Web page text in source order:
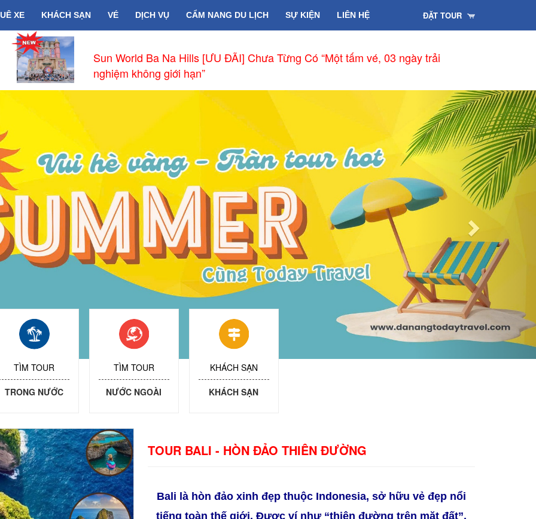
XE KHÁCH SẠN VÉ DỊCH VỤ CẨM NANG DU LỊCH SỰ KIỆN LIÊN HỆ ĐẶT TOUR
Sun World Ba Na Hills [ƯU ĐÃI] Chưa Từng Có “Một tấm vé, 03 ngày trải
nghiệm không giới hạn”
Next
TÌM TOUR
TRONG NƯỚC
TÌM TOUR
NƯỚC NGOÀI
KHÁCH SẠN
KHÁCH SẠN
TOUR BALI - HÒN ĐẢO THIÊN ĐƯỜNG
Bali là hòn đảo xinh đẹp thuộc Indonesia, sở hữu vẻ đẹp nổi
tiếng toàn thế giới. Được ví như “thiên đường trên mặt đất”,